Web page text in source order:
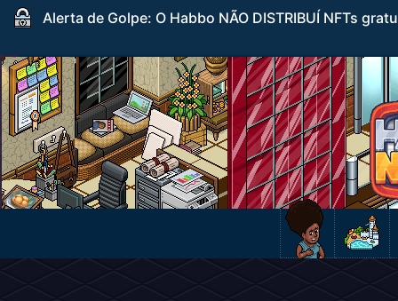
Alerta de Golpe: O Habbo NÃO DISTRIBUÍ NFTs